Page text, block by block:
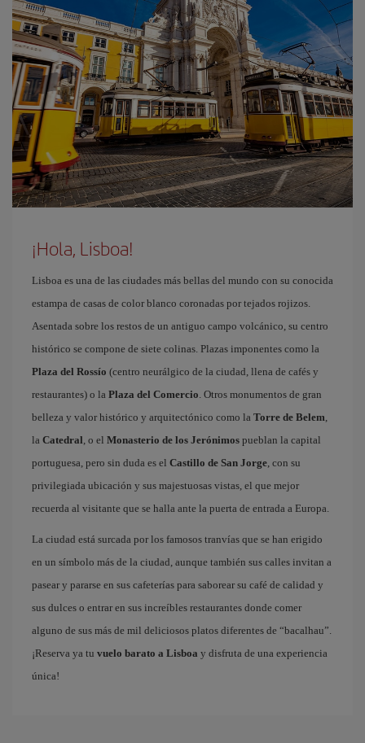
¡Hola, Lisboa!
Lisboa es una de las ciudades más bellas del mundo con su conocida
estampa de casas de color blanco coronadas por tejados rojizos.
Asentada sobre los restos de un antiguo campo volcánico, su centro
histórico se compone de siete colinas. Plazas imponentes como la
Plaza del Rossío (centro neurálgico de la ciudad, llena de cafés y
restaurantes) o la Plaza del Comercio. Otros monumentos de gran
belleza y valor histórico y arquitectónico como la Torre de Belem,
la Catedral, o el Monasterio de los Jerónimos pueblan la capital
portuguesa, pero sin duda es el Castillo de San Jorge, con su
privilegiada ubicación y sus majestuosas vistas, el que mejor
recuerda al visitante que se halla ante la puerta de entrada a Europa.
La ciudad está surcada por los famosos tranvías que se han erigido
en un símbolo más de la ciudad, aunque también sus calles invitan a
pasear y pararse en sus cafeterías para saborear su café de calidad y
sus dulces o entrar en sus increíbles restaurantes donde comer
alguno de sus más de mil deliciosos platos diferentes de “bacalhau”.
¡Reserva ya tu vuelo barato a Lisboa y disfruta de una experiencia
única!